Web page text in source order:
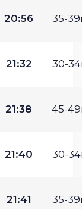
20:56 35-
21:32 30-
21:38 45-
21:40 30-
21:41 35-